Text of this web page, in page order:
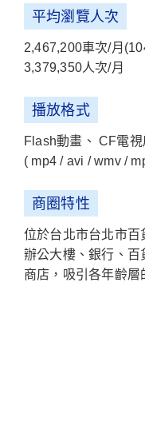
平均瀏覽人次
2,467,200車次/月
3,379,350人次/月
播放格式
Flash動畫、 CF電
( mp4 / avi / wmv /
商圈特性
位於台北市台北市百
辦公大樓、銀行、
商店，吸引各年齡層